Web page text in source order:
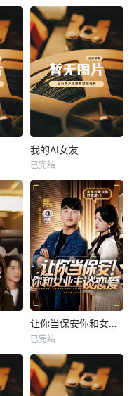
热播
我的AI女友
未知
我的AI女友
已完结
热播
未知
让你当保安你和女业主谈恋爱
已完结